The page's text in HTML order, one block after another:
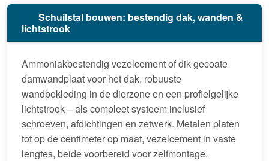
Schuilstal bouwen: bestendig dak, wanden &
lichtstrook
Ammoniakbestendig vezelcement of dik gecoate
damwandplaat voor het dak, robuuste
wandbekleding in de dierzone en een profielgelijke
lichtstrook – als compleet systeem inclusief
schroeven, afdichtingen en zetwerk. Metalen platen
tot op de centimeter op maat, vezelcement in vaste
lengtes, beide voorbereid voor zelfmontage.